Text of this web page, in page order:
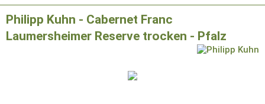
Philipp Kuhn - Cabernet Franc
Laumersheimer Reserve trocken - Pfalz